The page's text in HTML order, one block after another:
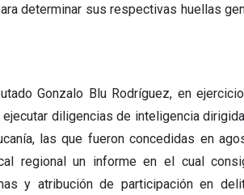
determinar sus respectivas huellas
Gonzalo Blu Rodríguez, en
diligencias de inteligencia
las que fueron concedidas en
regional un informe en el cual
y atribución de participación en